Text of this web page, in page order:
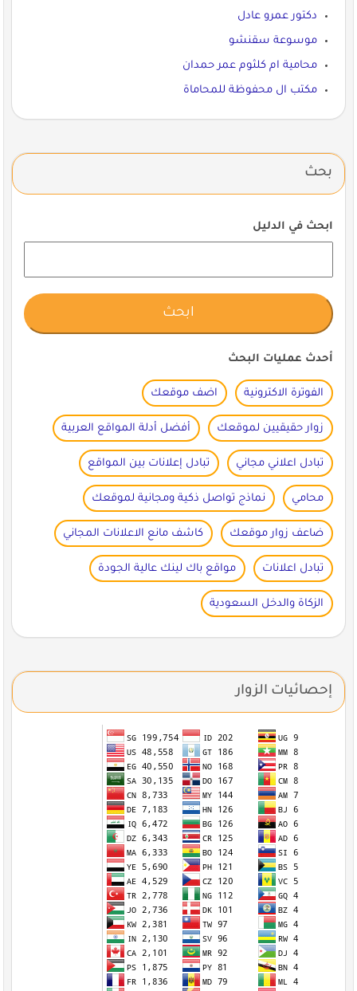
دكتور عمرو عادل
موسوعة سقنشو
محامية ام كلثوم عمر حمدان
مكتب ال محفوظة للمحاماة
بحث
ابحث في الدليل
أحدث عمليات البحث
الفوترة الاكترونية اضف موقعك
زوار حقيقيين لموقعك أفضل أدلة المواقع العربية
تبادل اعلاني مجاني تبادل إعلانات بين المواقع
محامي نماذج تواصل ذكية ومجانية لموقعك
ضاعف زوار موقعك كاشف مانع الاعلانات المجاني
تبادل اعلانات مواقع باك لينك عالية الجودة
الزكاة والدخل السعودية
إحصائيات الزوار